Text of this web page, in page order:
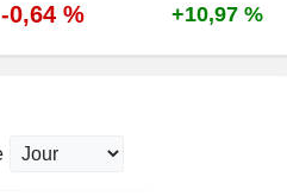
-0,64 % +10,97 %